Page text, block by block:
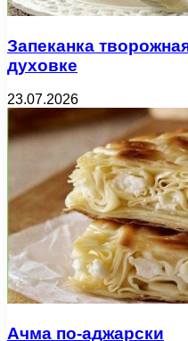
Запеканка
духовке
23.07.2026
Ачма по-аджарски